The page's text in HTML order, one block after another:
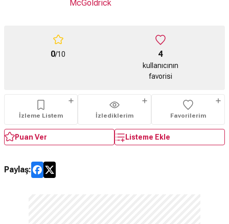
McGoldrick
0/10 4
kullanıcının
favorisi
İzleme Listem İzlediklerim Favorilerim
Puan Ver Listeme Ekle
Paylaş: